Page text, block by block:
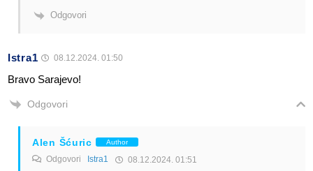
Odgovori
Istra1 08.12.2024. 01:50
Bravo Sarajevo!
Odgovori
Alen Šćuric Author
Odgovori Istra1 08.12.2024. 01:51